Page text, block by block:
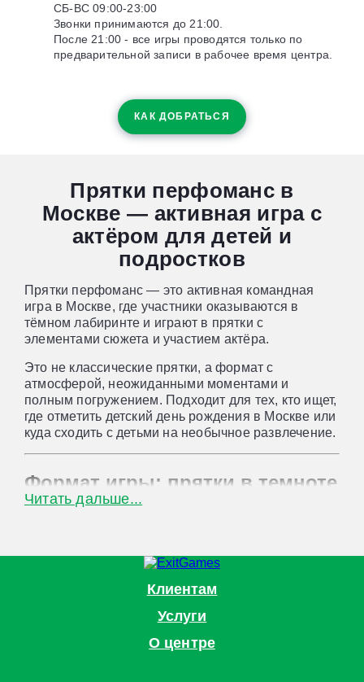
СБ-ВС 09:00-23:00
Звонки принимаются до 21:00.
После 21:00 - все игры проводятся только по
предварительной записи в рабочее время центра.
КАК ДОБРАТЬСЯ
Прятки перфоманс в
Москве — активная игра с
актёром для детей и
подростков
Прятки перфоманс — это активная командная
игра в Москве, где участники оказываются в
тёмном лабиринте и играют в прятки с
элементами сюжета и участием актёра.
Это не классические прятки, а формат с
атмосферой, неожиданными моментами и
полным погружением. Подходит для тех, кто ищет,
где отметить детский день рождения в Москве или
куда сходить с детьми на необычное развлечение.
Формат игры: прятки в темноте
с сюжетом
ищут. В процессе игры появляется актёр, который
усиливает атмосферу и добавляет элементы
тёмный лабиринт с укрытиями
Читать дальше...
Клиентам
Услуги
О центре